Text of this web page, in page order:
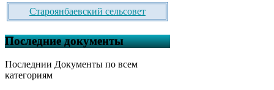
Староянбаевский сельсовет
Последние документы
Последнии Документы по всем
категориям